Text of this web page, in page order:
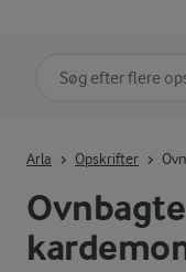
Arla Opskrifter
Søg på kategori